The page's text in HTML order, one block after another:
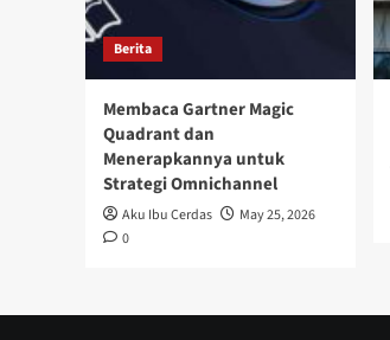
Berita
Membaca Gartner Magic
Quadrant dan
Menerapkannya untuk
Strategi Omnichannel
Aku Ibu Cerdas
May 25, 2026
0